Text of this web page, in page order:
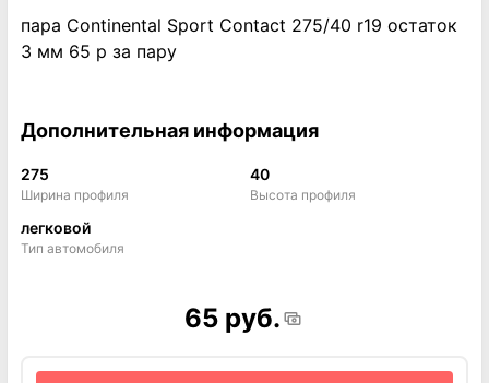
пара Continental Sport Contact 275/40 r19 остаток
3 мм 65 р за пару
Дополнительная информация
275
Ширина профиля
40
Высота профиля
легковой
Тип автомобиля
65 руб.